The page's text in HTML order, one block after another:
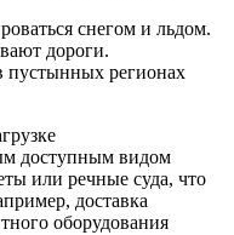
снегом и льдом.
дороги.
пустынных регионах
доступным видом
или речные суда, что
доставка
оборудования